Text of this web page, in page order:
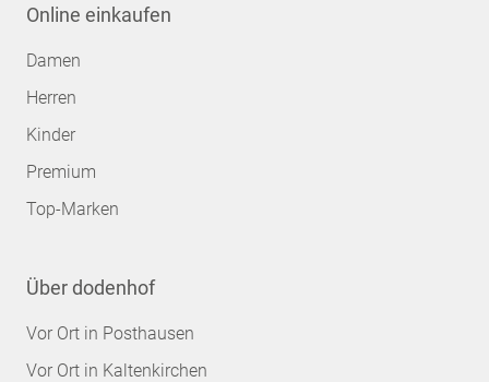
Online einkaufen
Damen
Herren
Kinder
Premium
Top-Marken
Über dodenhof
Vor Ort in Posthausen
Vor Ort in Kaltenkirchen